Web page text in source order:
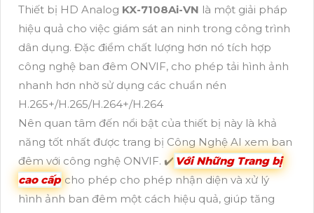
Thiết bị HD Analog KX-7108Ai-VN là một giải pháp
hiệu quả cho việc giám sát an ninh trong công trình
dân dụng. Đặc điểm chất lượng hơn nó tích hợp
công nghệ ban đêm ONVIF, cho phép tải hình ảnh
nhanh hơn nhờ sử dụng các chuẩn nén
H.265+/H.265/H.264+/H.264
Nên quan tâm đến nổi bật của thiết bị này là khả
năng tốt nhất được trang bị Công Nghệ AI xem ban
đêm với công nghệ ONVIF. ✔️ Với Những Trang bị
cao cấp cho phép cho phép nhận diện và xử lý
hình ảnh ban đêm một cách hiệu quả, giúp tăng